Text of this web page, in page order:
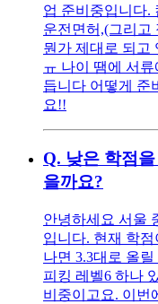
업 준비중입니다.
운전면허,(그리고
뭔가 제대로 되고
ㅠ 나이 땜에 서
듭니다 어떻게 준
요!!
Q. 낮은 학점
을까요?
안녕하세요 서울
입니다. 현재 학
나면 3.3대로 올
피킹 레벨6 하나
비중이고요. 이번